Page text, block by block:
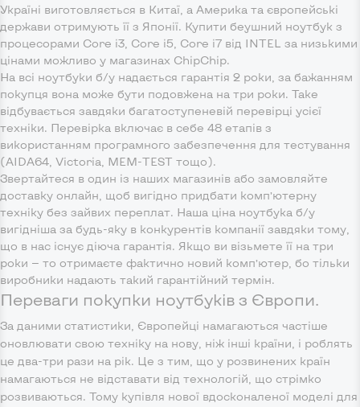
Україні виготовляється в Китаї, а Америка та європейські
держави отримують її з Японії. Купити беушний ноутбук з
процесорами Core i3, Core i5, Core i7 від INTEL за низькими
цінами можливо у магазинах ChipChip.
На всі ноутбуки б/у надається гарантія 2 роки, за бажанням
покупця вона може бути подовжена на три роки. Таке
відбувається завдяки багатоступеневій перевірці усієї
техніки. Перевірка включає в себе 48 етапів з
використанням програмного забезпечення для тестування
(AIDA64, Victoria, MEM-TEST тощо).
Звертайтеся в один із наших магазинів або замовляйте
доставку онлайн, щоб вигідно придбати комп’ютерну
техніку без зайвих переплат. Наша ціна ноутбука б/у
вигідніша за будь-яку в конкурентів компанії завдяки тому,
що в нас існує діюча гарантія. Якщо ви візьмете її на три
роки — то отримаєте фактично новий комп’ютер, бо тільки
виробники надають такий гарантійний термін.
Переваги покупки ноутбуків з Європи.
За даними статистики, Європейці намагаються частіше
оновлювати свою техніку на нову, ніж інші країни, і роблять
це два-три рази на рік. Це з тим, що у розвинених країн
намагаються не відставати від технологій, що стрімко
розвиваються. Тому купівля нової вдосконаленої моделі для